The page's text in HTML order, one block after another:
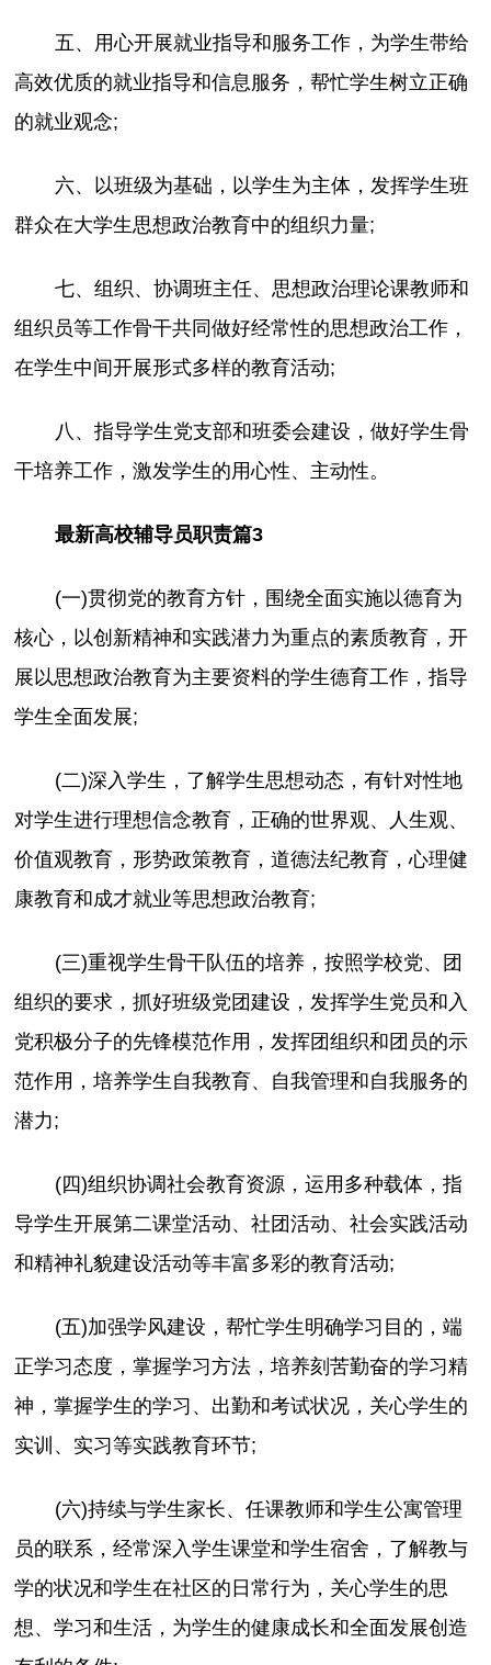
五、用心开展就业指导和服务工作，为学生带给
高效优质的就业指导和信息服务，帮忙学生树立正确
的就业观念;
六、以班级为基础，以学生为主体，发挥学生班
群众在大学生思想政治教育中的组织力量;
七、组织、协调班主任、思想政治理论课教师和
组织员等工作骨干共同做好经常性的思想政治工作，
在学生中间开展形式多样的教育活动;
八、指导学生党支部和班委会建设，做好学生骨
干培养工作，激发学生的用心性、主动性。
最新高校辅导员职责篇3
(一)贯彻党的教育方针，围绕全面实施以德育为
核心，以创新精神和实践潜力为重点的素质教育，开
展以思想政治教育为主要资料的学生德育工作，指导
学生全面发展;
(二)深入学生，了解学生思想动态，有针对性地
对学生进行理想信念教育，正确的世界观、人生观、
价值观教育，形势政策教育，道德法纪教育，心理健
康教育和成才就业等思想政治教育;
(三)重视学生骨干队伍的培养，按照学校党、团
组织的要求，抓好班级党团建设，发挥学生党员和入
党积极分子的先锋模范作用，发挥团组织和团员的示
范作用，培养学生自我教育、自我管理和自我服务的
潜力;
(四)组织协调社会教育资源，运用多种载体，指
导学生开展第二课堂活动、社团活动、社会实践活动
和精神礼貌建设活动等丰富多彩的教育活动;
(五)加强学风建设，帮忙学生明确学习目的，端
正学习态度，掌握学习方法，培养刻苦勤奋的学习精
神，掌握学生的学习、出勤和考试状况，关心学生的
实训、实习等实践教育环节;
(六)持续与学生家长、任课教师和学生公寓管理
员的联系，经常深入学生课堂和学生宿舍，了解教与
学的状况和学生在社区的日常行为，关心学生的思
想、学习和生活，为学生的健康成长和全面发展创造